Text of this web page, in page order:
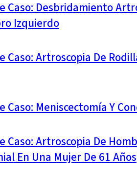
Caso: Desbridamiento
Izquierdo
Caso: Artroscopia De
Caso: Meniscectomía Y
Caso: Artroscopia De
En Una Mujer De 61 Años